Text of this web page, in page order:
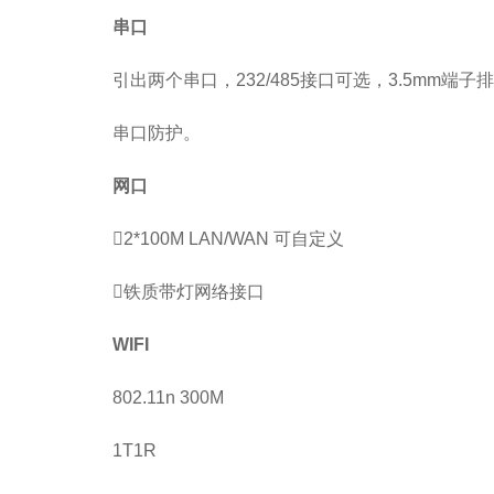
串口
引出两个串口，232/485接口可选，3.5mm端子
串口防护。
网口
2*100M LAN/WAN 可自定义
铁质带灯网络接口
WIFI
802.11n 300M
1T1R